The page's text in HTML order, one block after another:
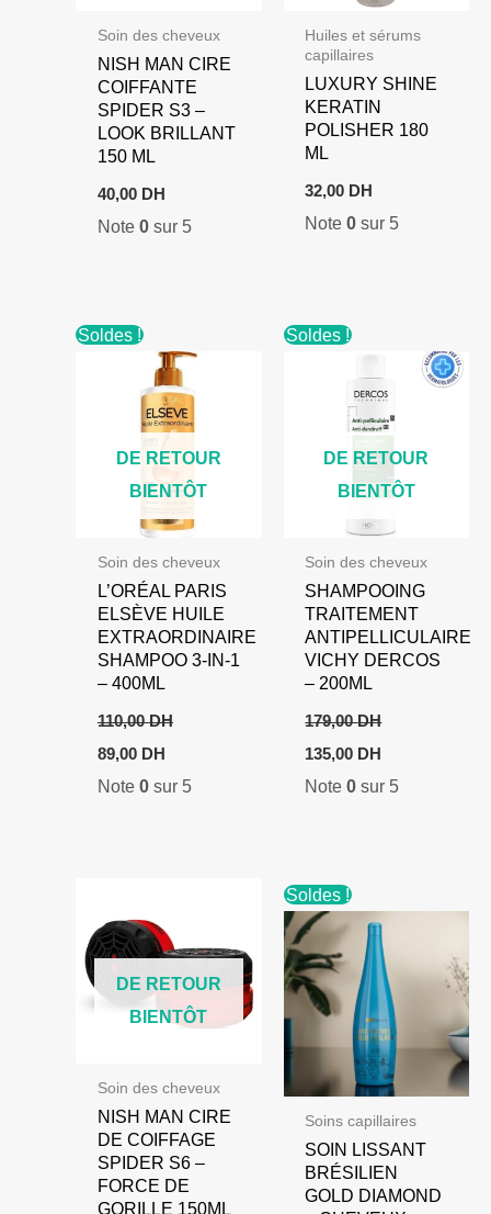
Soin des cheveux
NISH MAN CIRE
COIFFANTE
SPIDER S3 –
LOOK BRILLANT
150 ML
40,00 DH
Note 0sur 5
Huiles et sérums
capillaires
LUXURY SHINE
KERATIN
POLISHER 180
ML
32,00 DH
Note0 sur 5
Soldes !
DE RETOUR
BIENTÔT
Soin des cheveux
L’ORÉAL PARIS
ELSÈVE HUILE
EXTRAORDINAIRE
SHAMPOO 3-IN-1
– 400ML
110,00DH
Le
prix
initial
89,00 DHLe
actuel
Note 0sur 5
Soldes !
DE RETOUR
BIENTÔT
Soin des cheveux
SHAMPOOING
TRAITEMENT
ANTIPELLICULAIRE
VICHY DERCOS
– 200ML
179,00DH
Le
prix
initial
135,00 DH
actuel
Note0 sur 5
DE RETOUR
BIENTÔT
Soin des cheveux
NISH MAN CIRE
DE COIFFAGE
SPIDER S6 –
FORCE DE
GORILLE 150ML
Soldes !
Soins capillaires
SOIN LISSANT
BRÉSILIEN
GOLD DIAMOND